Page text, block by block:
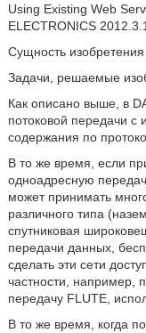
Using Existing Web
ELECTRONICS
Сущность изобретения
Задачи, решаемые
Как описано выше, в
потоковой передачи с
содержания по
В то же время, если
одноадресную
может принимать
различного типа
спутниковая
передачи данных,
сделать эти сети
частности, например,
передачу FLUTE,
В то же время, когда